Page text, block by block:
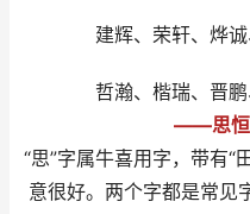
建辉、荣轩、烨
哲瀚、楷瑞、晋
——思恒
“思”字属牛喜用字，带有“
意很好。两个字都是常见